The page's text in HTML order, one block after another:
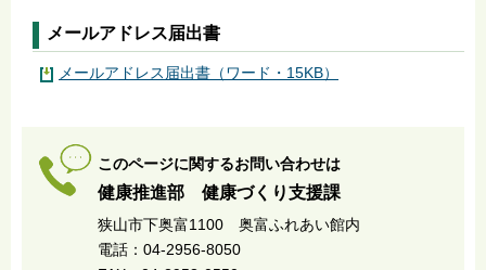
メールアドレス届出書
メールアドレス届出書（ワード・15KB）
このページに関するお問い合わせは
健康推進部 健康づくり支援課
狭山市下奥富1100 奥富ふれあい館内
電話：04-2956-8050